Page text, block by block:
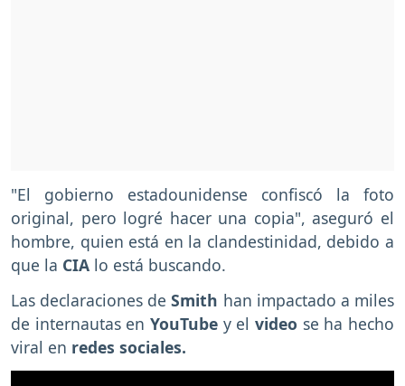
"El gobierno estadounidense confiscó la foto
original, pero logré hacer una copia", aseguró el
hombre, quien está en la clandestinidad, debido a
que la CIA lo está buscando.
Las declaraciones deSmith han impactado a miles
de internautas en YouTube y elvideo se ha hecho
viral en redes sociales.